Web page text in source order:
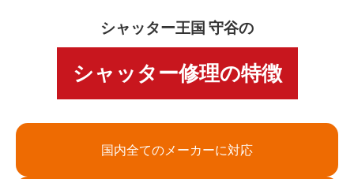
シャッター王国 守谷の
シャッター修理の特徴
国内全てのメーカーに対応